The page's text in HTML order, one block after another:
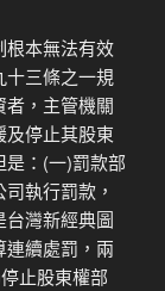
根本無法有效
十三條之一規
者，主管機關
停止其股東
：(一)罰款部
執行罰款，
灣新經典圖
續處罰，兩
止股東權部